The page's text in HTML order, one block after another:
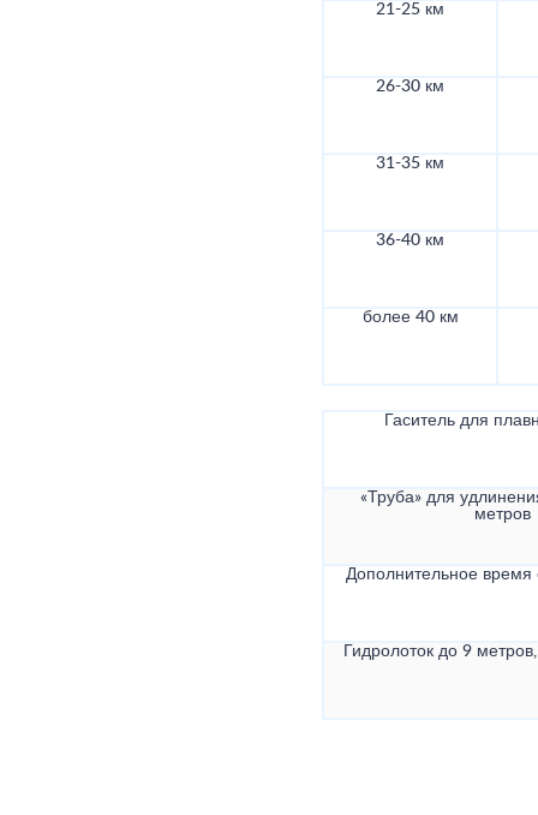
21-25 км
26-30 км
31-35 км
36-40 км
более 40 км
Гаситель для
«Труба» для
метров
Дополнительное
Гидролоток до 9